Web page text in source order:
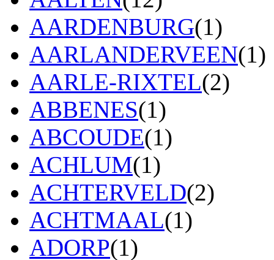
AARDENBURG(1)
AARLANDERVEEN(1)
AARLE-RIXTEL(2)
ABBENES(1)
ABCOUDE(1)
ACHLUM(1)
ACHTERVELD(2)
ACHTMAAL(1)
ADORP(1)